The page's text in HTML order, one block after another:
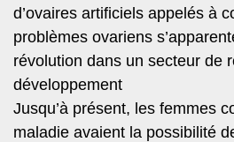
d’ovaires artificiels appelés à
problèmes ovariens
révolution dans un secteur de
développement
Jusqu’à présent, les femmes
maladie avaient la possibilité